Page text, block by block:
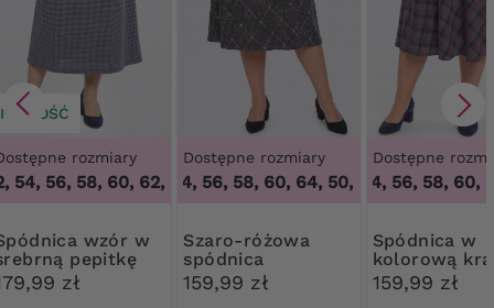
NOWOŚĆ
rozmiary
54, 56, 58, 60, 62, 64,48, 50, 52, 54, 56, 58, 60, 62, 64
w
pepitkę
zł
Dostępne rozmiary
50, 52, 54, 56, 58, 60, 64,50, 52, 54, 56, 58,
Szaro-różowa
spódnica
159,99 zł
Dostępne
50, 52, 54, 56, 58, 60,
Spódnica w
kolorową
159,99 zł